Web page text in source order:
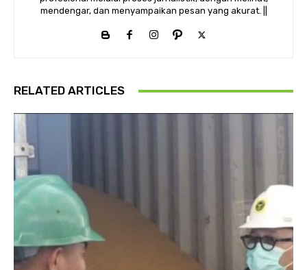
mendengar, dan menyampaikan pesan yang akurat. ||
RELATED ARTICLES